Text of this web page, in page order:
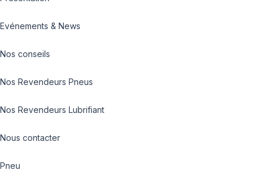
Evénements & News
Nos conseils
Nos Revendeurs Pneus
Nos Revendeurs Lubrifiant
Nous contacter
Pneu